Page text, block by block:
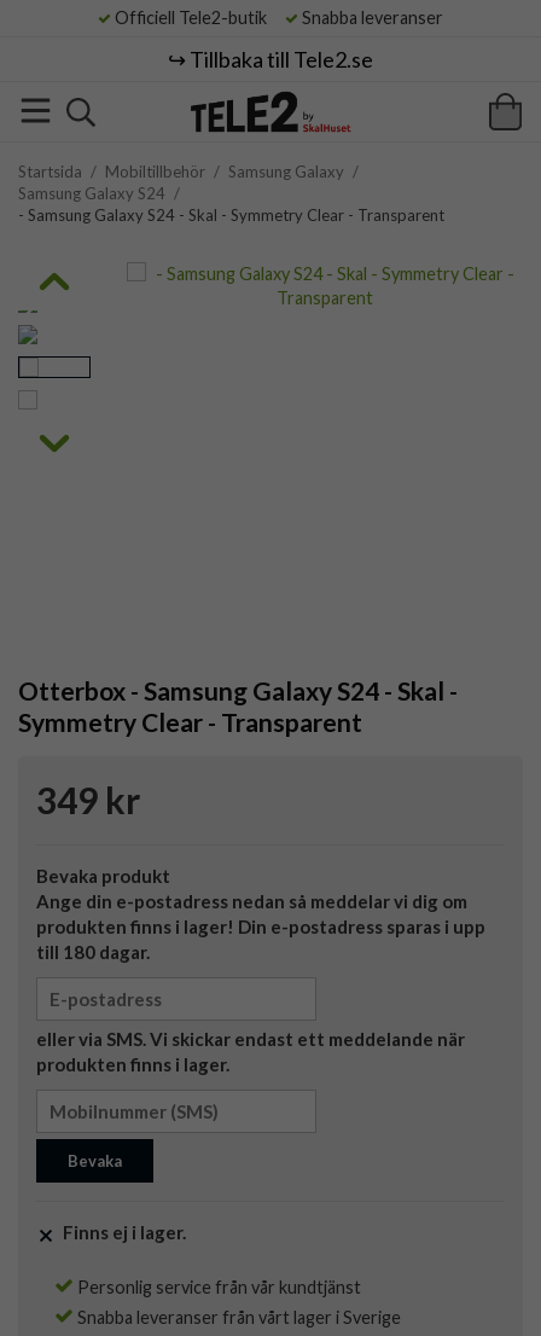
Officiell Tele2-butik Snabba leveranser
↪️ Tillbaka till Tele2.se
Startsida / Mobiltillbehör / Samsung Galaxy /
Samsung Galaxy S24 /
- Samsung Galaxy S24 - Skal - Symmetry Clear - Transparent
Otterbox - Samsung Galaxy S24 - Skal -
Symmetry Clear - Transparent
349 kr
Bevaka produkt
Ange din e-postadress nedan så meddelar vi dig om
produkten finns i lager! Din e-postadress sparas i upp
till 180 dagar.
eller via SMS. Vi skickar endast ett meddelande när
produkten finns i lager.
Bevaka
Finns ej i lager.
Personlig service från vår kundtjänst
Snabba leveranser från vårt lager i Sverige